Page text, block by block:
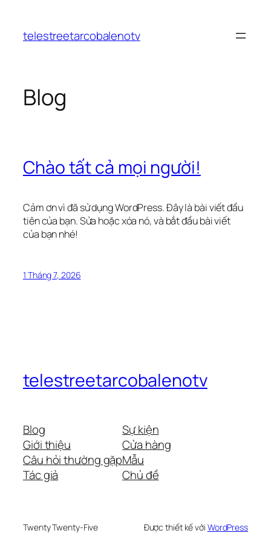
phầntelestreetarcobalenotv
Blog
Chào tất cả mọi người!
Cảm ơn vì đã sử dụng WordPress. Đây là bài viết đầu
tiên của bạn. Sửa hoặc xóa nó, và bắt đầu bài viết
của bạn nhé!
1 Tháng 7, 2026
telestreetarcobalenotv
Blog
Giới thiệu
Câu hỏi thường gặp
Tác giả
Sự kiện
Cửa hàng
Mẫu
Chủ đề
Twenty Twenty-Five Được thiết kế với WordPress